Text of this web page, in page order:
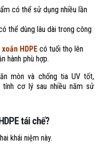
có thể sử dụng nhiều lần
thể dùng lâu dài trong công
HDPE có tuổi thọ lên
hành phù hợp.
mòn và chống tia UV tốt,
cơ lý sau nhiều năm sử
tái chế?
khái niệm này.